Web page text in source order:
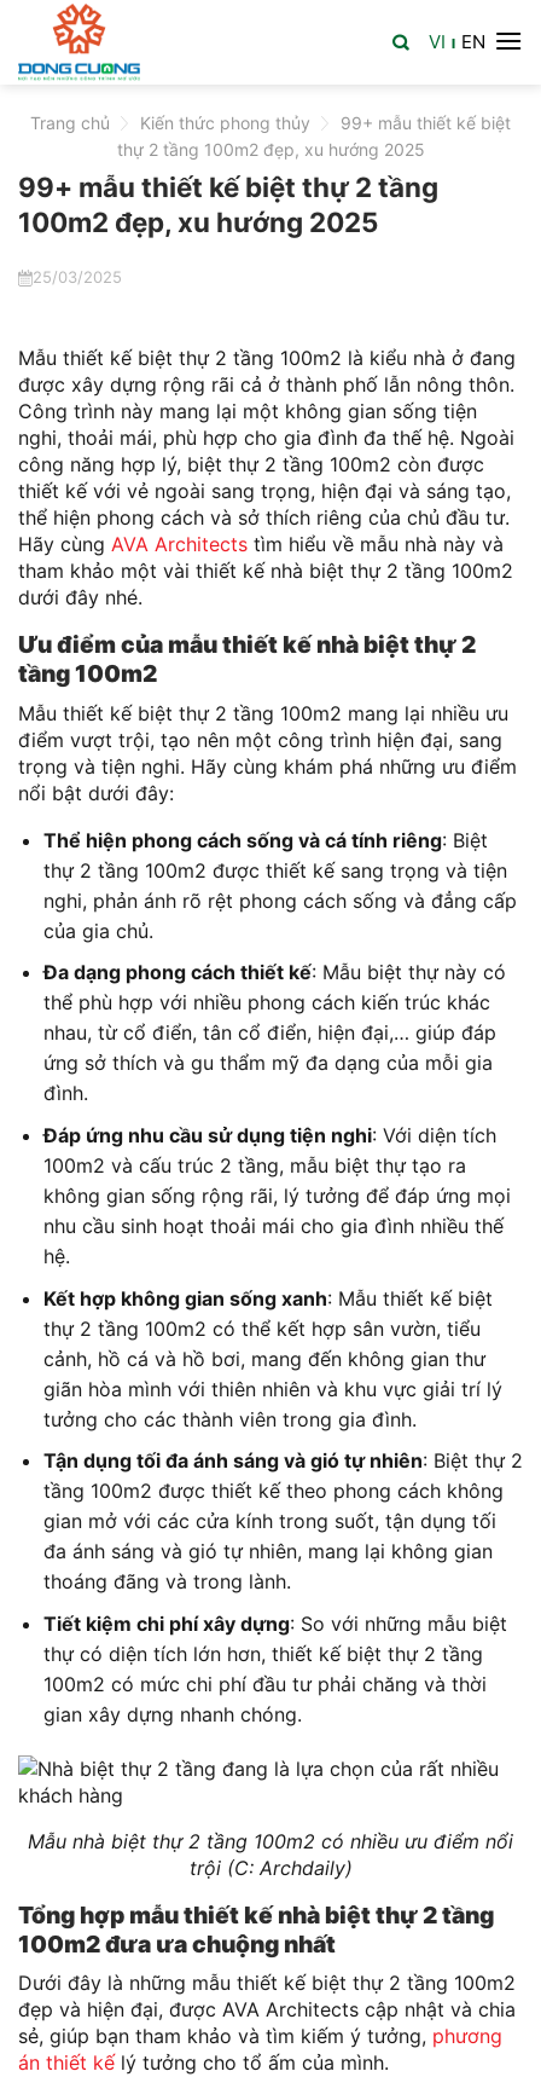
content
VI | EN
Trang chủ > Kiến thức phong thủy >
99+ mẫu thiết kế biệt
thự 2 tầng 100m2 đẹp, xu hướng 2025
99+ mẫu thiết kế biệt thự 2 tầng
100m2 đẹp, xu hướng 2025
25/03/2025
Mẫu thiết kế biệt thự 2 tầng 100m2 là kiểu nhà ở đang
được xây dựng rộng rãi cả ở thành phố lẫn nông thôn.
Công trình này mang lại một không gian sống tiện
nghi, thoải mái, phù hợp cho gia đình đa thế hệ. Ngoài
công năng hợp lý, biệt thự 2 tầng 100m2 còn được
thiết kế với vẻ ngoài sang trọng, hiện đại và sáng tạo,
thể hiện phong cách và sở thích riêng của chủ đầu tư.
Hãy cùng AVA Architects tìm hiểu về mẫu nhà này và
tham khảo một vài thiết kế nhà biệt thự 2 tầng 100m2
dưới đây nhé.
Ưu điểm của mẫu thiết kế nhà biệt thự 2
tầng 100m2
Mẫu thiết kế biệt thự 2 tầng 100m2 mang lại nhiều ưu
điểm vượt trội, tạo nên một công trình hiện đại, sang
trọng và tiện nghi. Hãy cùng khám phá những ưu điểm
nổi bật dưới đây:
Thể hiện phong cách sống và cá tính riêng: Biệt
thự 2 tầng 100m2 được thiết kế sang trọng và tiện
nghi, phản ánh rõ rệt phong cách sống và đẳng cấp
của gia chủ.
Đa dạng phong cách thiết kế: Mẫu biệt thự này có
thể phù hợp với nhiều phong cách kiến trúc khác
nhau, từ cổ điển, tân cổ điển, hiện đại,… giúp đáp
ứng sở thích và gu thẩm mỹ đa dạng của mỗi gia
đình.
Đáp ứng nhu cầu sử dụng tiện nghi: Với diện tích
100m2 và cấu trúc 2 tầng, mẫu biệt thự tạo ra
không gian sống rộng rãi, lý tưởng để đáp ứng mọi
nhu cầu sinh hoạt thoải mái cho gia đình nhiều thế
hệ.
Kết hợp không gian sống xanh: Mẫu thiết kế biệt
thự 2 tầng 100m2 có thể kết hợp sân vườn, tiểu
cảnh, hồ cá và hồ bơi, mang đến không gian thư
giãn hòa mình với thiên nhiên và khu vực giải trí lý
tưởng cho các thành viên trong gia đình.
Tận dụng tối đa ánh sáng và gió tự nhiên: Biệt thự 2
tầng 100m2 được thiết kế theo phong cách không
gian mở với các cửa kính trong suốt, tận dụng tối
đa ánh sáng và gió tự nhiên, mang lại không gian
thoáng đãng và trong lành.
Tiết kiệm chi phí xây dựng: So với những mẫu biệt
thự có diện tích lớn hơn, thiết kế biệt thự 2 tầng
100m2 có mức chi phí đầu tư phải chăng và thời
gian xây dựng nhanh chóng.
Mẫu nhà biệt thự 2 tầng 100m2 có nhiều ưu điểm nổi
trội (C: Archdaily)
Tổng hợp mẫu thiết kế nhà biệt thự 2 tầng
100m2 đưa ưa chuộng nhất
Dưới đây là những mẫu thiết kế biệt thự 2 tầng 100m2
đẹp và hiện đại, được AVA Architects cập nhật và chia
sẻ, giúp bạn tham khảo và tìm kiếm ý tưởng, phương
án thiết kếlý tưởng cho tổ ấm của mình.